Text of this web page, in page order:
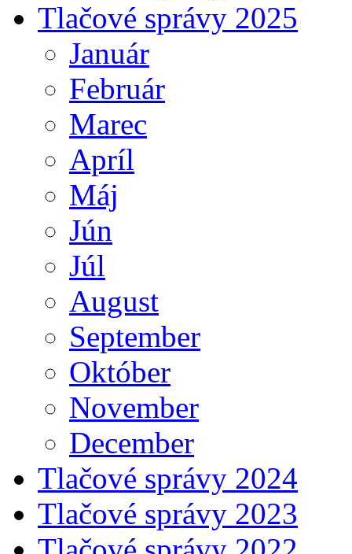
Tlačové správy 2025
Január
Február
Marec
Apríl
Máj
Jún
Júl
August
September
Október
November
December
Tlačové správy 2024
Tlačové správy 2023